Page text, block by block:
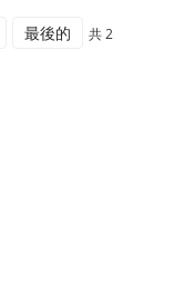
最後的 共 2